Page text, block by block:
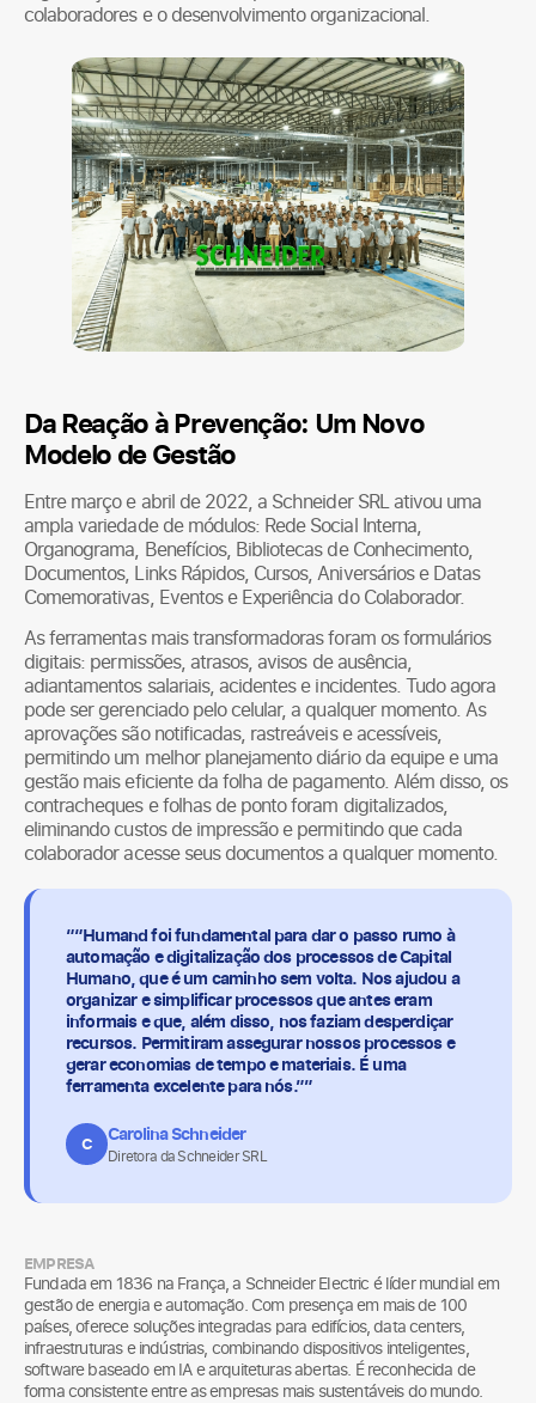
colaboradores e o desenvolvimento organizacional.
Da Reação à Prevenção: Um Novo
Modelo de Gestão
Entre março e abril de 2022, a Schneider SRL ativou uma
ampla variedade de módulos: Rede Social Interna,
Organograma, Benefícios, Bibliotecas de Conhecimento,
Documentos, Links Rápidos, Cursos, Aniversários e Datas
Comemorativas, Eventos e Experiência do Colaborador.
As ferramentas mais transformadoras foram os formulários
digitais: permissões, atrasos, avisos de ausência,
adiantamentos salariais, acidentes e incidentes. Tudo agora
pode ser gerenciado pelo celular, a qualquer momento. As
aprovações são notificadas, rastreáveis e acessíveis,
permitindo um melhor planejamento diário da equipe e uma
gestão mais eficiente da folha de pagamento. Além disso, os
contracheques e folhas de ponto foram digitalizados,
eliminando custos de impressão e permitindo que cada
colaborador acesse seus documentos a qualquer momento.
““Humand foi fundamental para dar o passo rumo à
automação e digitalização dos processos de Capital
Humano, que é um caminho sem volta. Nos ajudou a
organizar e simplificar processos que antes eram
informais e que, além disso, nos faziam desperdiçar
recursos. Permitiram assegurar nossos processos e
gerar economias de tempo e materiais. É uma
ferramenta excelente para nós.””
C Carolina Schneider
Diretora da Schneider SRL
EMPRESA
Fundada em 1836 na França, a Schneider Electric é líder mundial em
gestão de energia e automação. Com presença em mais de 100
países, oferece soluções integradas para edifícios, data centers,
infraestruturas e indústrias, combinando dispositivos inteligentes,
software baseado em IA e arquiteturas abertas. É reconhecida de
forma consistente entre as empresas mais sustentáveis do mundo.